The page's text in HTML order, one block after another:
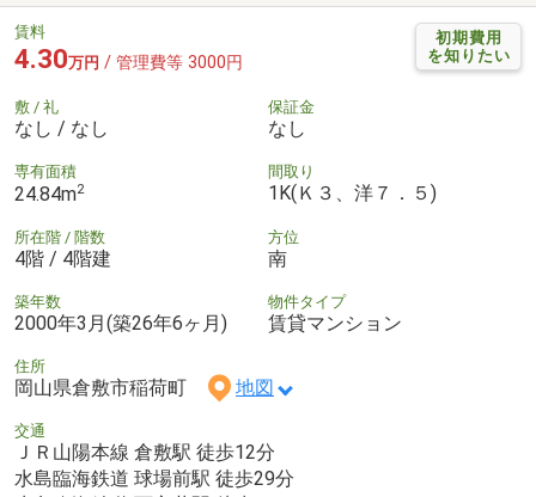
初期費用
を知りたい
賃料
4.30万円 / 管理費等 3000円
敷 / 礼
なし / なし
保証金
なし
専有面積
24.84m2
間取り
1K(Ｋ３、洋７．５)
所在階 / 階数
4階 / 4階建
方位
南
築年数
2000年3月(築26年6ヶ月)
物件タイプ
賃貸マンション
住所
岡山県倉敷市稲荷町 地図
交通
ＪＲ山陽本線 倉敷駅 徒歩12分
水島臨海鉄道 球場前駅 徒歩29分